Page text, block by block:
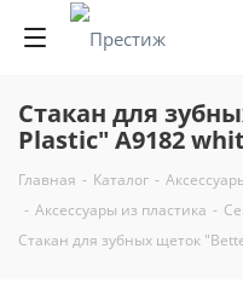
Стакан для
Plastic" A9182
Главная - Каталог -
- Аксессуары из пластика -
Стакан для зубных щеток